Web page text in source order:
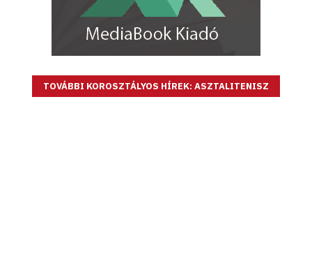
TOVÁBBI KOROSZTÁLYOS HÍREK: ASZTALITENISZ